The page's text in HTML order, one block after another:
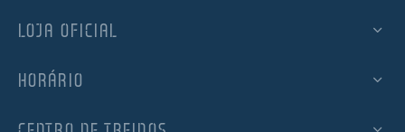
LOJA OFICIAL
HORÁRIO